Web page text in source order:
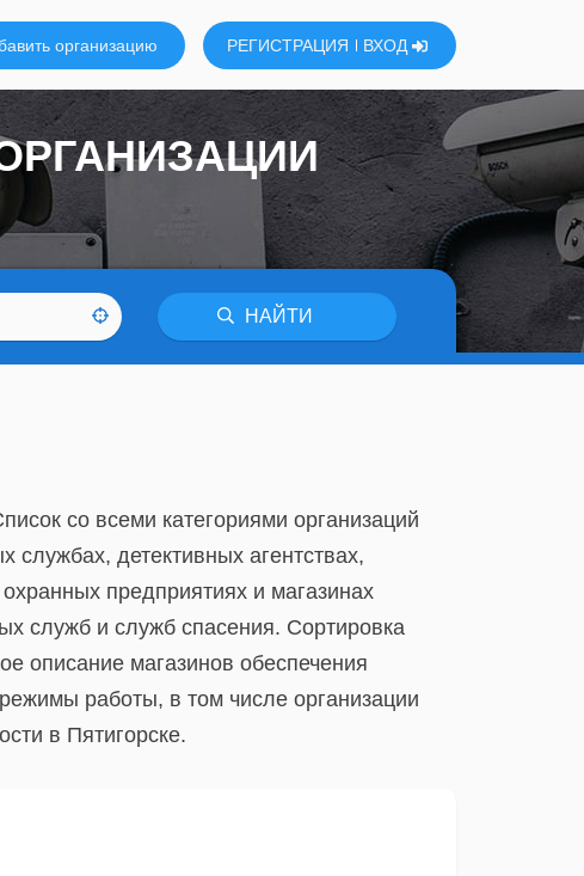
организацию РЕГИСТРАЦИЯ ВХОД
НАЙТИ
со всеми категориями организаций
службах, детективных агентствах,
предприятиях и магазинах
служб и служб спасения. Сортировка
описание магазинов обеспечения
работы, в том числе организации
в Пятигорске.